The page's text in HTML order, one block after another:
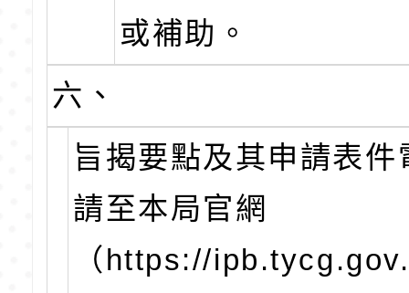
或補助。
六、
旨揭要點及其申請表件
請至本局官網
（https://